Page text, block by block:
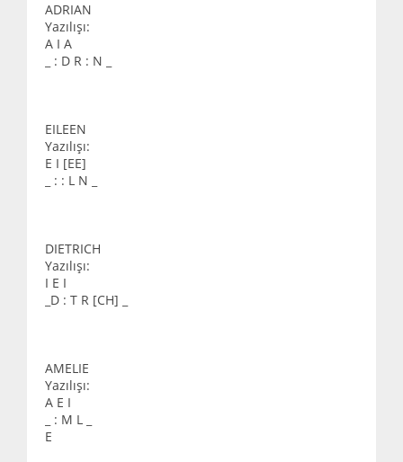
ADRIAN
Yazılışı:
A I A
_ : D R : N _
EILEEN
Yazılışı:
E I [EE]
_ : : L N _
DIETRICH
Yazılışı:
I E I
_D : T R [CH] _
AMELIE
Yazılışı:
A E I
_ : M L _
E